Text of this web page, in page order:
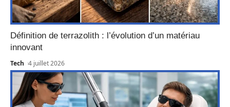
Définition de terrazolith : l’évolution d’un matériau
innovant
Tech 4 juillet 2026